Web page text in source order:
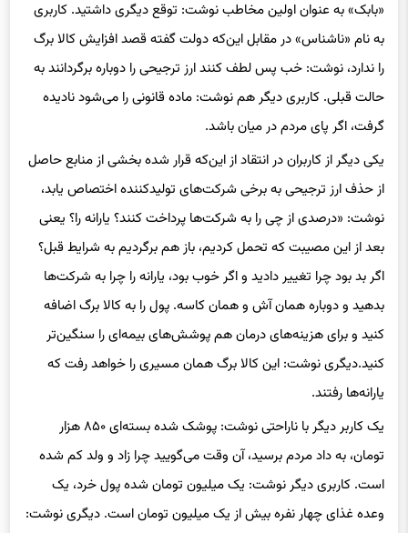
به نام «ناشناس» در مقابل این‌که دولت گفته قصد افزایش کالا برگ
را ندارد، نوشت: خب پس لطف کنند ارز ترجیحی را دوباره برگردانند به
حالت قبلی. کاربری دیگر هم نوشت: ماده قانونی را می‌شود نادیده
گرفت، اگر پای مردم در میان باشد.
یکی دیگر از کاربران در انتقاد از این‌که قرار شده بخشی از منابع حاصل
از حذف ارز ترجیحی به برخی شرکت‌های تولیدکننده اختصاص یابد،
نوشت: «درصدی از چی را به شرکت‌ها پرداخت کنند؟ یارانه را؟ یعنی
بعد از این مصیبت که تحمل کردیم، باز هم برگردیم به شرایط قبل؟
اگر بد بود چرا تغییر دادید و اگر خوب بود، یارانه را چرا به شرکت‌ها
بدهید و دوباره همان آش و همان کاسه. پول را به کالا برگ اضافه
کنید و برای هزینه‌های درمان هم پوشش‌های بیمه‌ای را سنگین‌تر
کنید.دیگری نوشت: این کالا برگ همان مسیری را خواهد رفت که
یارانه‌ها رفتند.
تومان، به داد مردم برسید، آن وقت می‌گویید چرا زاد و ولد کم شده
است. کاربری دیگر نوشت: یک میلیون تومان شده پول خرد، یک
وعده غذای چهار نفره بیش از یک میلیون تومان است. دیگری نوشت:
آقای دولت خیلی از ما حمایت کردی، طوری که املت شد نیم میلیون